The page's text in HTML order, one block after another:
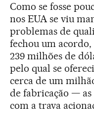
Como se fosse
nos EUA se viu
problemas de
fechou um
239 milhões de
pelo qual se
cerca de um
de fabricação —
com a trava